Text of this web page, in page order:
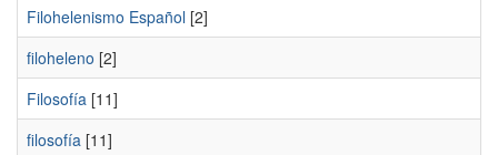
Filohelenismo Español [2]
filoheleno [2]
Filosofía [11]
filosofía [11]